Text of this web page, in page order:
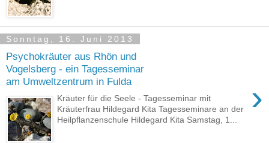
Sonntag, 16. Juni 2013
Psychokräuter aus Rhön und
Vogelsberg - ein Tagesseminar
am Umweltzentrum in Fulda
›
Kräuter für die Seele - Tagesseminar mit
Kräuterfrau Hildegard Kita Tagesseminare an der
Heilpflanzenschule Hildegard Kita Samstag, 1...